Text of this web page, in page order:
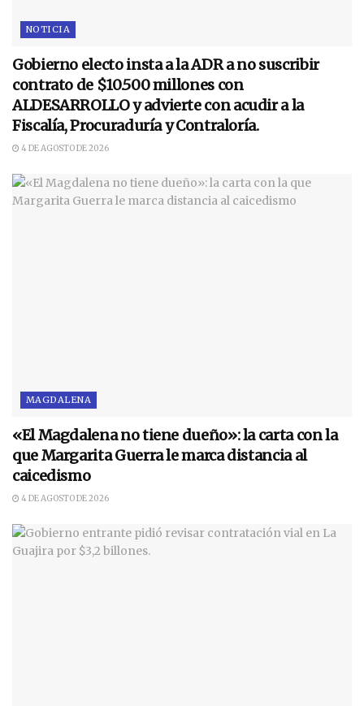
NOTICIA
Gobierno electo insta a la ADR a no suscribir
contrato de $10.500 millones con
ALDESARROLLO y advierte con acudir a la
Fiscalía, Procuraduría y Contraloría.
4 DE AGOSTO DE 2026
MAGDALENA
«El Magdalena no tiene dueño»: la carta con la
que Margarita Guerra le marca distancia al
caicedismo
4 DE AGOSTO DE 2026